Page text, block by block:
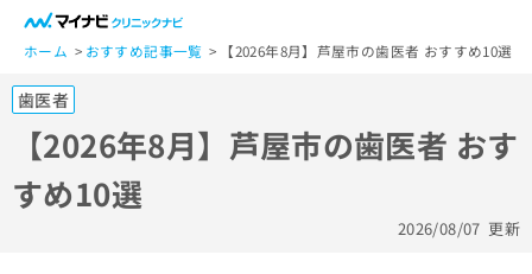
ホーム おすすめ記事一覧 【2026年8月】芦屋市の歯医者 おすすめ10選
歯医者
【2026年8月】芦屋市の歯医者 おす
すめ10選
2026/08/07 更新
一
般
ー
ザ
ー
の
方